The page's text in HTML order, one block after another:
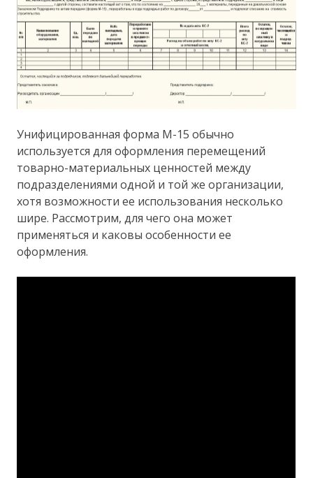
Унифицированная форма М-15 обычно
используется для оформления перемещений
товарно-материальных ценностей между
подразделениями одной и той же организации,
хотя возможности ее использования несколько
шире. Рассмотрим, для чего она может
применяться и каковы особенности ее
оформления.